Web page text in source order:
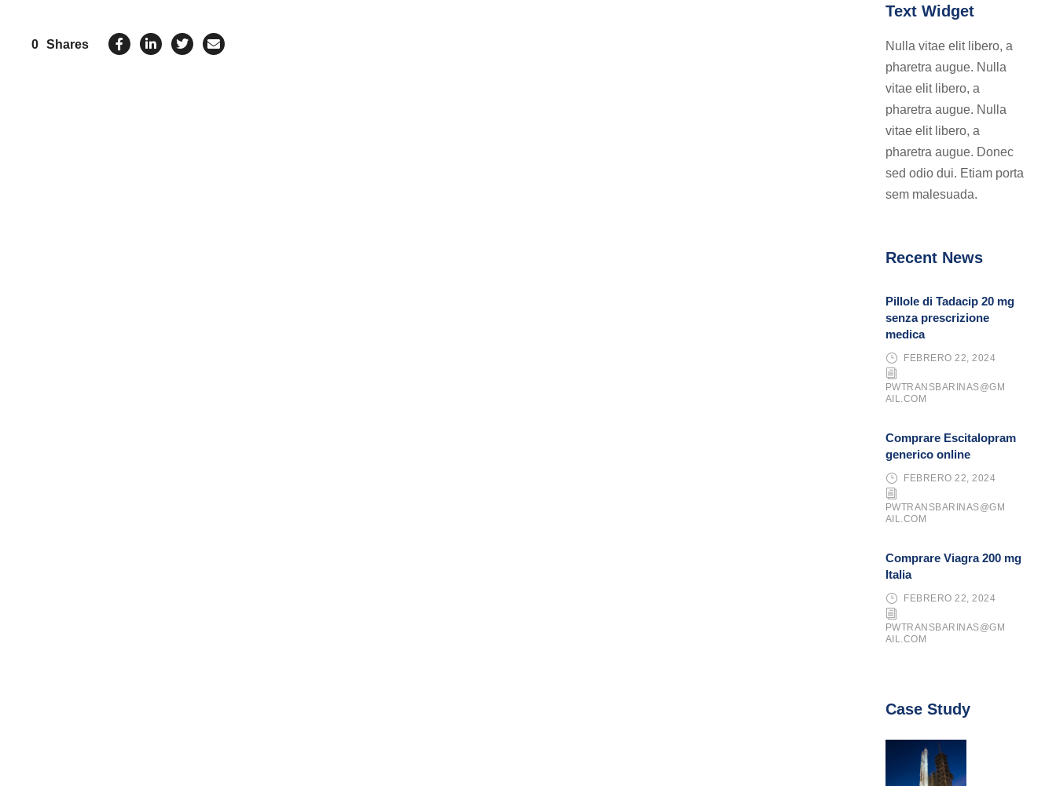
0 Shares
Text Widget
Nulla vitae elit libero, a
pharetra augue. Nulla
vitae elit libero, a
pharetra augue. Nulla
vitae elit libero, a
pharetra augue. Donec
sed odio dui. Etiam porta
sem malesuada.
Recent News
Pillole di Tadacip 20 mg
senza prescrizione
medica
FEBRERO 22, 2024
PWTRANSBARINAS@GM
AIL.COM
Comprare Escitalopram
generico online
FEBRERO 22, 2024
PWTRANSBARINAS@GM
AIL.COM
Comprare Viagra 200 mg
Italia
FEBRERO 22, 2024
PWTRANSBARINAS@GM
AIL.COM
Case Study